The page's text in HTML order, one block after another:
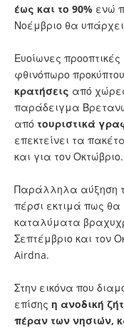
έως και το 90% ενώ
Νοέμβριο θα υπάρχει
Ευοίωνες
φθινόπωρο
κρατήσεις από
παράδειγμα
από τουριστικά
επεκτείνει τα
και για τον Οκτώβριο.
Παράλληλα αύξηση
πέρσι εκτιμά πως θα
καταλύματα
Σεπτέμβριο και τον
Airdna.
Στην εικόνα που
επίσης η ανοδική
πέραν των νησιών,